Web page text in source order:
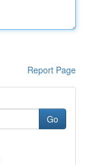
Report Page
Go